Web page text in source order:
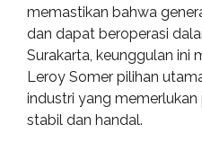
memastikan bahwa
dan dapat beroperasi
Surakarta, keunggulan ini
Leroy Somer pilihan
industri yang
stabil dan handal.